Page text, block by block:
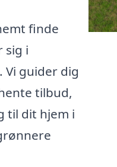
finde
sig i
guider dig
tilbud,
til dit hjem i